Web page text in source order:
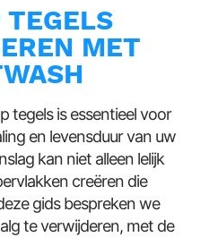
MET
tegels is essentieel voor
en levensduur van uw
kan niet alleen lelijk
creëren die
gids bespreken we
te verwijderen, met de